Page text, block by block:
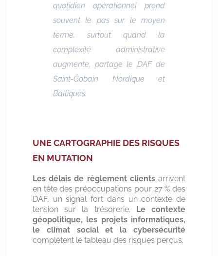
quotidien opérationnel prend
souvent le pas sur le moyen
terme, surtout quand la
complexité administrative
augmente, partage le DAF de
Saint-Gobain Nordique et
Baltiques.
UNE CARTOGRAPHIE DES RISQUES
EN MUTATION
Les délais de règlement clients arrivent
en tête des préoccupations pour 27 % des
DAF, un signal fort dans un contexte de
tension sur la trésorerie. Le contexte
géopolitique, les projets informatiques,
le climat social et la cybersécurité
complètent le tableau des risques perçus.